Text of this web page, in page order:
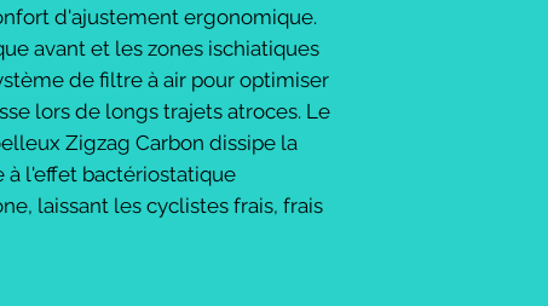
d'ajustement ergonomique.
avant et les zones ischiatiques
de filtre à air pour optimiser
lors de longs trajets atroces. Le
Zigzag Carbon dissipe la
à l'effet bactériostatique
laissant les cyclistes frais, frais